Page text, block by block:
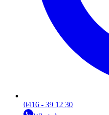
0416 - 39 12 30